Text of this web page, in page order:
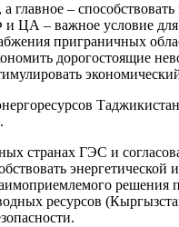
главное –
ЦА – важное условие для
приграничных
дорогостоящие
странах ГЭС и
решения
ресурсов